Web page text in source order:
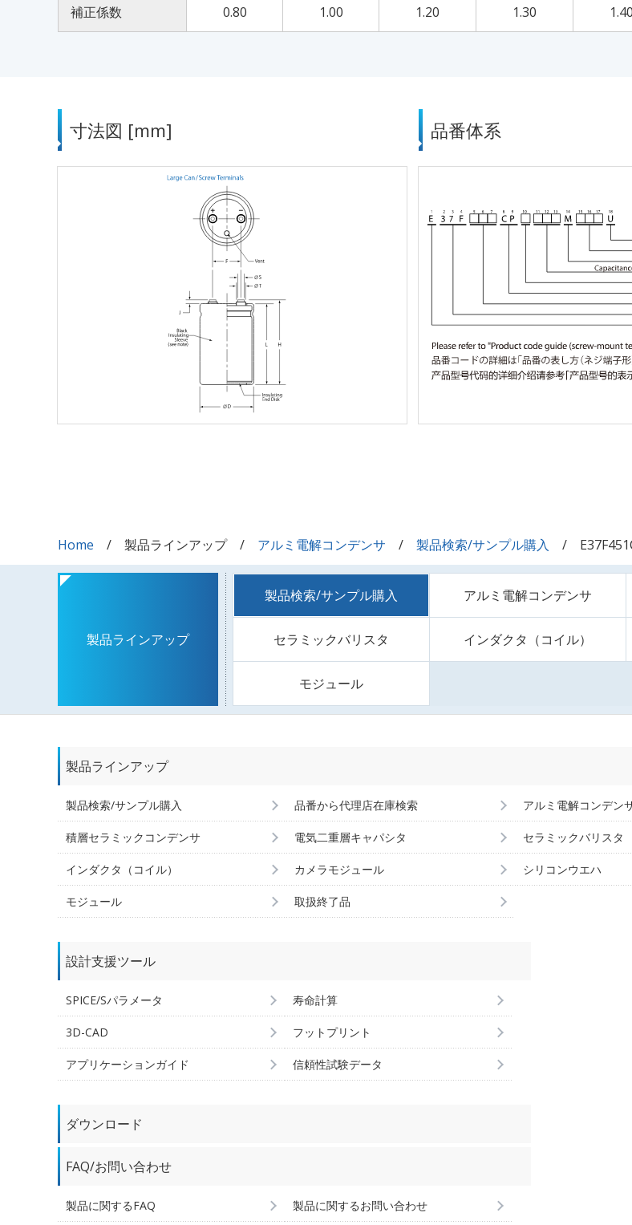
補正係数 0.80 1.00 1.20 1.30 1.40
寸法図 [mm] 品番体系
Home 製品ラインアップ アルミ電解コンデンサ 製品検索/サンプル購入
製品ラインアップ
製品検索/サンプル購入 アルミ電解コンデンサ
セラミックバリスタ インダクタ（コイル）
モジュール
製品ラインアップ
製品検索/サンプル購入 品番から代理店在庫検索 アルミ電解コンデン
積層セラミックコンデンサ 電気二重層キャパシタ セラミックバリスタ
インダクタ（コイル） カメラモジュール シリコンウエハ
モジュール 取扱終了品
設計支援ツール
SPICE/Sパラメータ 寿命計算
3D-CAD フットプリント
アプリケーションガイド 信頼性試験データ
ダウンロード
FAQ/お問い合わせ
製品に関するFAQ 製品に関するお問い合わせ